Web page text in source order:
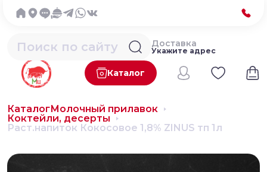
Каталог
Доставка
Укажите адрес
КаталогМолочный прилавок
Коктейли, десерты
Раст.напиток Кокосовое 1,8% ZINUS тп 1л